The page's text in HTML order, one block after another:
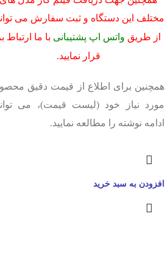
مختلف این دستگاه و ثبت سفارش می
از طریق واتس اپ پشتیبانی با ما ارتباط
قرار نمایید.
همچنین برای اطلاع از قیمت دقیق
مورد نیاز خود (لیست قیمت)، می
ادامه نوشته را مطالعه نمایید.
افزودن به سبد خرید